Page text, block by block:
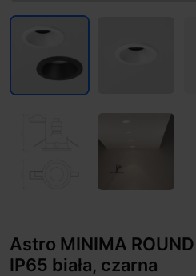
Astro MINIMA
IP65 biała, czarna